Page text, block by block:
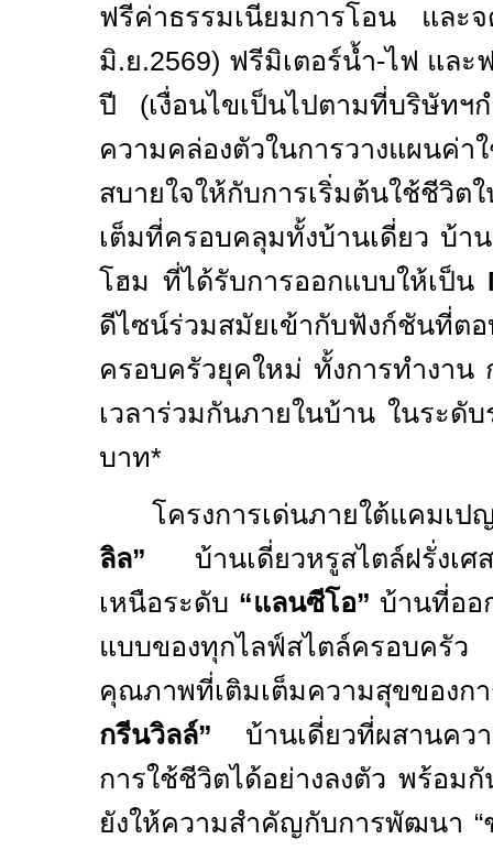
ฟรีค่าธรรมเนียมการโอน แล
มิ.ย.2569) ฟรีมิเตอร์น้ำ-ไฟ แล
ปี (เงื่อนไขเป็นไปตามที่บริษัท
ความคล่องตัวในการวางแผนค่
สบายใจให้กับการเริ่มต้นใช้ชีวิต
เต็มที่ครอบคลุมทั้งบ้านเดี่ยว บ้า
โฮม ที่ได้รับการออกแบบให้เป็น
ดีไซน์ร่วมสมัยเข้ากับฟังก์ชันที่ต
ครอบครัวยุคใหม่ ทั้งการทำงาน
เวลาร่วมกันภายในบ้าน ในระดั
บาท*
โครงการเด่นภายใต้แคมเ
ลิล” บ้านเดี่ยวหรูสไตล์ฝรั่งเศ
เหนือระดับ “แลนซีโอ” บ้านที่ออ
แบบของทุกไลฟ์สไตล์ครอบค
คุณภาพที่เติมเต็มความสุขของ
กรีนวิลล์” บ้านเดี่ยวที่ผสานคว
การใช้ชีวิตได้อย่างลงตัว พร้อม
ยังให้ความสำคัญกับการพัฒนา